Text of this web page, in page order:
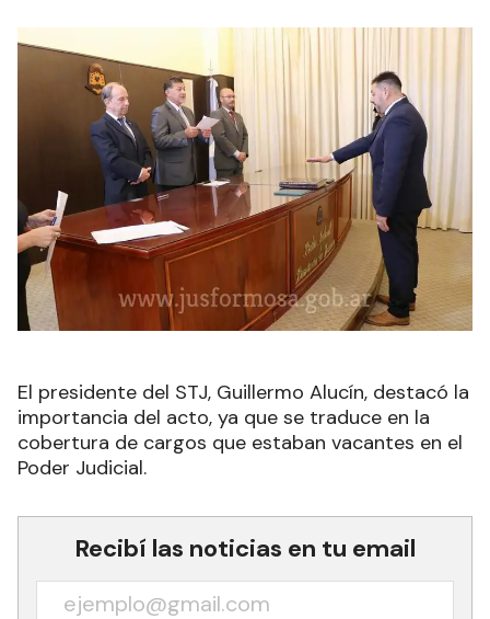
El presidente del STJ, Guillermo Alucín, destacó la
importancia del acto, ya que se traduce en la
cobertura de cargos que estaban vacantes en el
Poder Judicial.
Recibí las noticias en tu email